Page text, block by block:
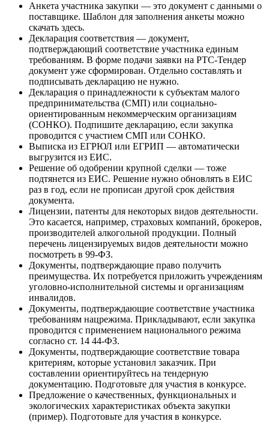
Анкета участника закупки — это документ с данными о
поставщике. Шаблон для заполнения анкеты можно
скачать здесь.
Декларация соответствия — документ,
подтверждающий соответствие участника единым
требованиям. В форме подачи заявки на РТС-Тендер
документ уже сформирован. Отдельно составлять и
подписывать декларацию не нужно.
Декларация о принадлежности к субъектам малого
предпринимательства (СМП) или социально-
ориентированным некоммерческим организациям
(СОНКО). Подпишите декларацию, если закупка
проводится с участием СМП или СОНКО.
Выписка из ЕГРЮЛ или ЕГРИП — автоматически
выгрузится из ЕИС.
Решение об одобрении крупной сделки — тоже
подтянется из ЕИС. Решение нужно обновлять в ЕИС
раз в год, если не прописан другой срок действия
документа.
Лицензии, патенты для некоторых видов деятельности.
Это касается, например, страховых компаний, брокеров,
производителей алкогольной продукции. Полный
перечень лицензируемых видов деятельности можно
посмотреть в 99-ФЗ.
Документы, подтверждающие право получить
преимущества. Их потребуется приложить учреждениям
уголовно-исполнительной системы и организациям
инвалидов.
Документы, подтверждающие соответствие участника
требованиям нацрежима. Прикладывают, если закупка
проводится с применением национального режима
согласно ст. 14 44-ФЗ.
Документы, подтверждающие соответствие товара
критериям, которые установил заказчик. При
составлении ориентируйтесь на тендерную
документацию. Подготовьте для участия в конкурсе.
Предложение о качественных, функциональных и
экологических характеристиках объекта закупки
(пример). Подготовьте для участия в конкурсе.